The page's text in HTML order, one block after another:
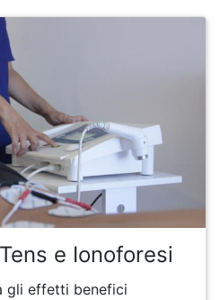
e Ionoforesi
gli effetti benefici